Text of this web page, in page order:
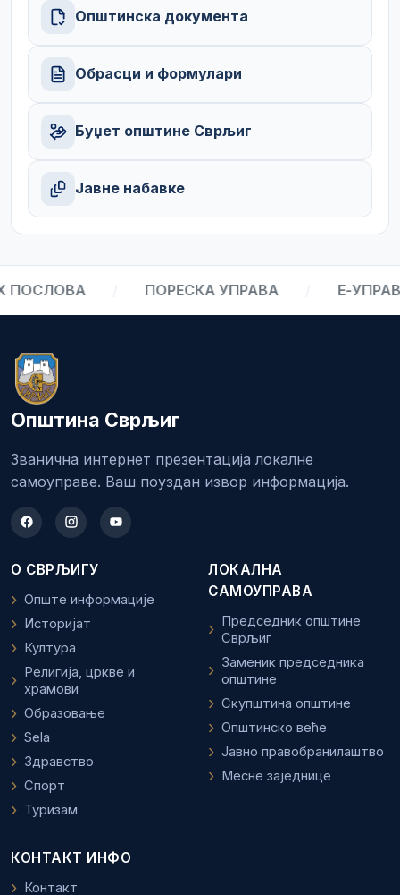
Општинска документа
Обрасци и формулари
Буџет општине Сврљиг
Јавне набавке
ПОРЕСКА УПРАВА Е-УПРАВА
Општина Сврљиг
Званична интернет презентација локалне
самоуправе. Ваш поуздан извор информација.
О СВРЉИГУ
Опште информације
Историјат
Култура
Религија, цркве и
храмови
Образовање
Sela
Здравство
Спорт
Туризам
ЛОКАЛНА
САМОУПРАВА
Председник општине
Сврљиг
Заменик председника
општине
Скупштина општине
Општинско веће
Јавно правобранилаштво
Месне заједнице
КОНТАКТ ИНФО
Контакт